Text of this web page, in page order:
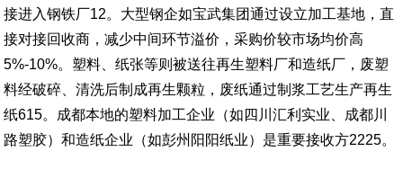
接进入钢铁厂12。大型钢企如宝武集团通过设立加工基地，直
接对接回收商，减少中间环节溢价，采购价较市场均价高
5%-10%。塑料、纸张等则被送往再生塑料厂和造纸厂，废塑
料经破碎、清洗后制成再生颗粒，废纸通过制浆工艺生产再生
纸615。成都本地的塑料加工企业（如四川汇利实业、成都川
路塑胶）和造纸企业（如彭州阳阳纸业）是重要接收方2225。